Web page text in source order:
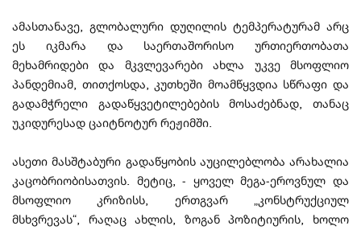
ამასთანავე, გლობალური დუღილის ტემპერატურამ არც
ეს იკმარა და საერთაშორისო ურთიერთობათა
მეხამრიდები და მკვლევარები ახლა უკვე მსოფლიო
პანდემიამ, თითქოსდა, კუთხეში მოამწყვდია სწრაფი და
გადამჭრელი გადაწყვეტილებების მოსაძებნად, თანაც
უკიდურესად ცაიტნოტურ რეჟიმში.
ასეთი მასშტაბური გადაწყობის აუცილებლობა არახალია
კაცობრიობისათვის. მეტიც, - ყოველ მეგა-ეროვნულ და
მსოფლიო კრიზისს, ერთგვარ „კონსტრუქციულ
მსხვრევას“, რაღაც ახლის, ზოგან პოზიტიურის, ხოლო